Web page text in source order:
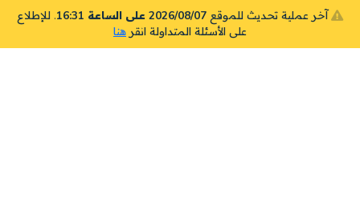
آخر عملية تحديث للموقع 2026/08/07 على الساعة 16:31
. للإطلاع
على الأسئلة المتداولة انقر هنا